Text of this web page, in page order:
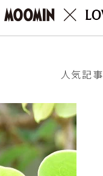
人気記事